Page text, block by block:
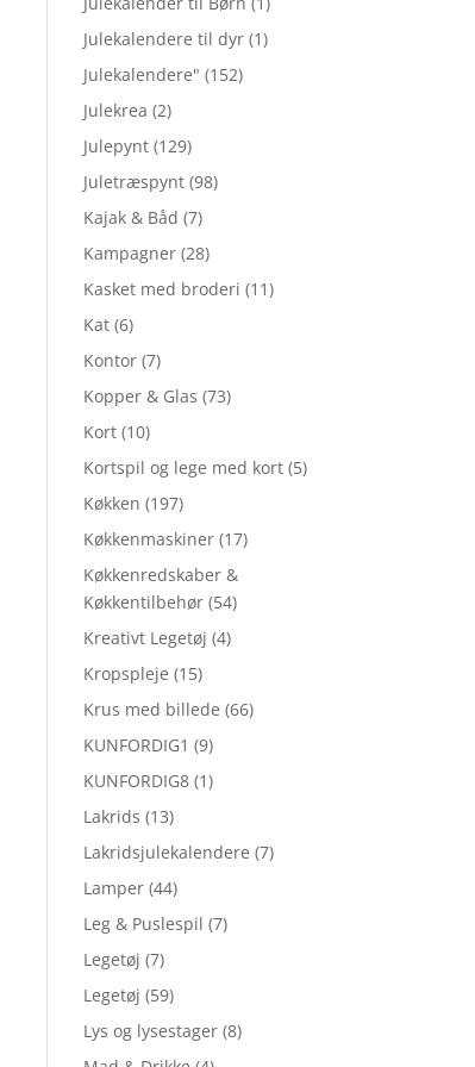
Julekalendere til dyr (1)
Julekalendere" (152)
Julekrea (2)
Julepynt (129)
Juletræspynt (98)
Kajak & Båd (7)
Kampagner (28)
Kasket med broderi (11)
Kat (6)
Kontor (7)
Kopper & Glas (73)
Kort (10)
Kortspil og lege med kort (5)
Køkken (197)
Køkkenmaskiner (17)
Køkkenredskaber &
Køkkentilbehør (54)
Kreativt Legetøj (4)
Kropspleje (15)
Krus med billede (66)
KUNFORDIG1 (9)
KUNFORDIG8 (1)
Lakrids (13)
Lakridsjulekalendere (7)
Lamper (44)
Leg & Puslespil (7)
Legetøj (7)
Legetøj (59)
Lys og lysestager (8)